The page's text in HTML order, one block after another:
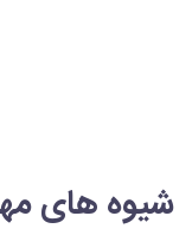
شیوه های